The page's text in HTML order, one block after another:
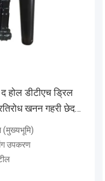
होल डीटीएच ड्रिल
खनन गहरी छेद
(मुख्यभूमि)
उपकरण